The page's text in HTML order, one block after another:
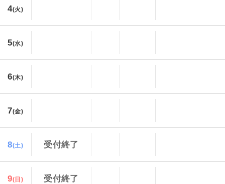
4(火)
5(水)
6(木)
7(金)
8(土) 受付終了
9(日) 受付終了